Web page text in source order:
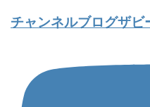
チャンネルブログザビ